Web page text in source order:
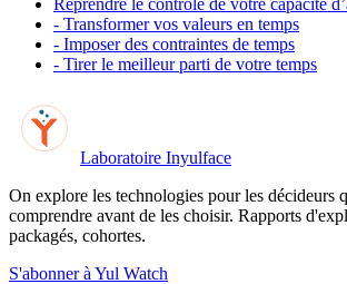
- Transformer vos valeurs en temps
- Imposer des contraintes de temps
- Tirer le meilleur parti de votre temps
Laboratoire Inyulface
On explore les technologies pour les décideurs
comprendre avant de les choisir. Rapports
packagés, cohortes.
S'abonner à Yul Watch